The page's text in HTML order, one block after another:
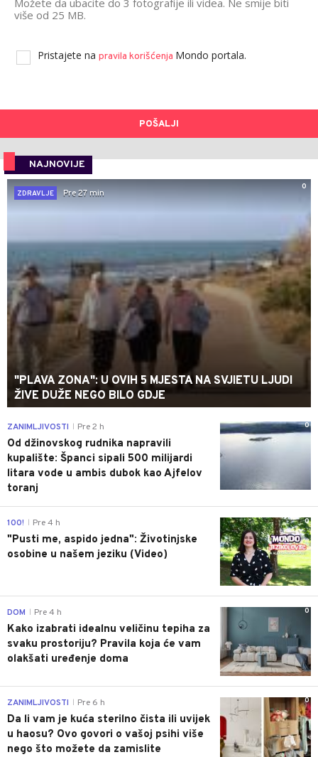
Možete da ubacite do 3 fotografije ili videa. Ne smije biti
više od 25 MB.
Pristajete na pravila korišćenja Mondo portala.
POŠALJI
NAJNOVIJE
0
ZDRAVLJE
Pre 27 min
"PLAVA ZONA": U OVIH 5 MJESTA NA SVJIETU LJUDI
ŽIVE DUŽE NEGO BILO GDJE
0
ZANIMLJIVOSTI Pre 2 h
Od džinovskog rudnika napravili
kupalište: Španci sipali 500 milijardi
litara vode u ambis dubok kao Ajfelov
toranj
0
100! Pre 4 h
"Pusti me, aspido jedna": Životinjske
osobine u našem jeziku (Video)
0
DOM Pre 4 h
Kako izabrati idealnu veličinu tepiha za
svaku prostoriju? Pravila koja će vam
olakšati uređenje doma
0
ZANIMLJIVOSTI Pre 6 h
Da li vam je kuća sterilno čista ili uvijek
u haosu? Ovo govori o vašoj psihi više
nego što možete da zamislite